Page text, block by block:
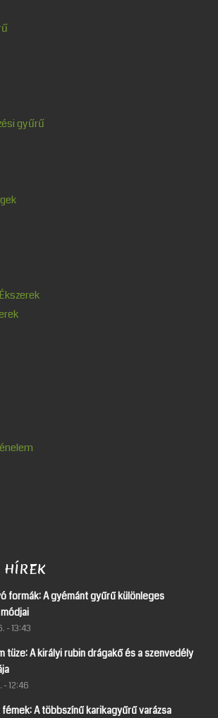
gyűrű
HÍREK
formák: A gyémánt gyűrű különleges
- 13:43
tüze: A királyi rubin drágakő és a szenvedély
- 12:46
fémek: A többszínű karikagyűrű varázsa